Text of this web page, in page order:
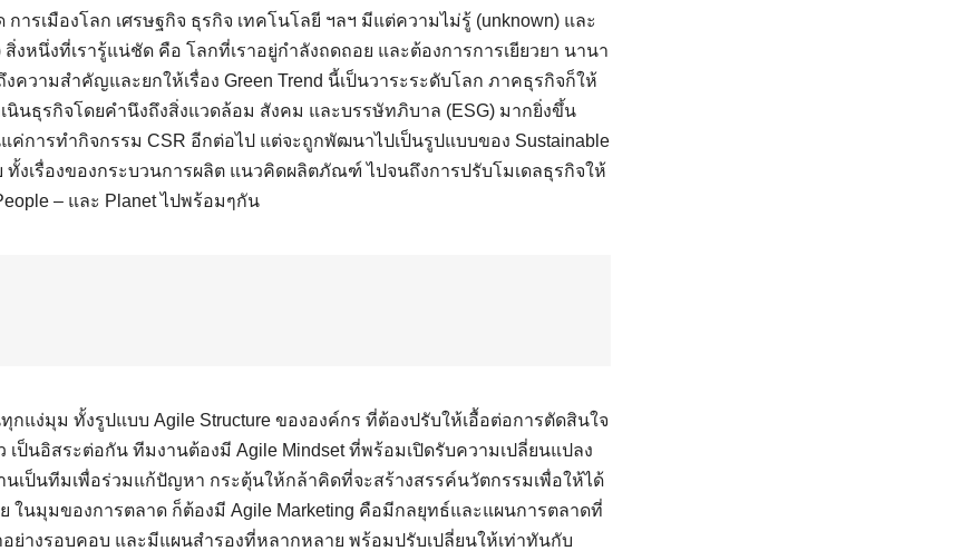
รเมืองโลก เศรษฐกิจ ธุรกิจ เทคโนโลยี ฯลฯ มีแต่ความไม่รู้ (unknown) และ
งหนึ่งที่เรารู้แน่ชัด คือ โลกที่เราอยู่กำลังถดถอย และต้องการการเยียวยา นานา
ความสำคัญและยกให้เรื่อง Green Trend นี้เป็นวาระระดับโลก ภาคธุรกิจก็ให้
นินธุรกิจโดยคำนึงถึงสิ่งแวดล้อม สังคม และบรรษัทภิบาล (ESG) มากยิ่งขึ้น
แค่การทำกิจกรรม CSR อีกต่อไป แต่จะถูกพัฒนาไปเป็นรูปแบบของ Sustainable
ทั้งเรื่องของกระบวนการผลิต แนวคิดผลิตภัณฑ์ ไปจนถึงการปรับโมเดลธุรกิจให้
– และ Planet ไปพร้อมๆกัน
แง่มุม ทั้งรูปแบบ Agile Structure ขององค์กร ที่ต้องปรับให้เอื้อต่อการตัดสินใจ
เป็นอิสระต่อกัน ทีมงานต้องมี Agile Mindset ที่พร้อมเปิดรับความเปลี่ยนแปลง
เป็นทีมเพื่อร่วมแก้ปัญหา กระตุ้นให้กล้าคิดที่จะสร้างสรรค์นวัตกรรมเพื่อให้ได้
ในมุมของการตลาด ก็ต้องมี Agile Marketing คือมีกลยุทธ์และแผนการตลาดที่
ย่างรอบคอบ และมีแผนสำรองที่หลากหลาย พร้อมปรับเปลี่ยนให้เท่าทันกับ